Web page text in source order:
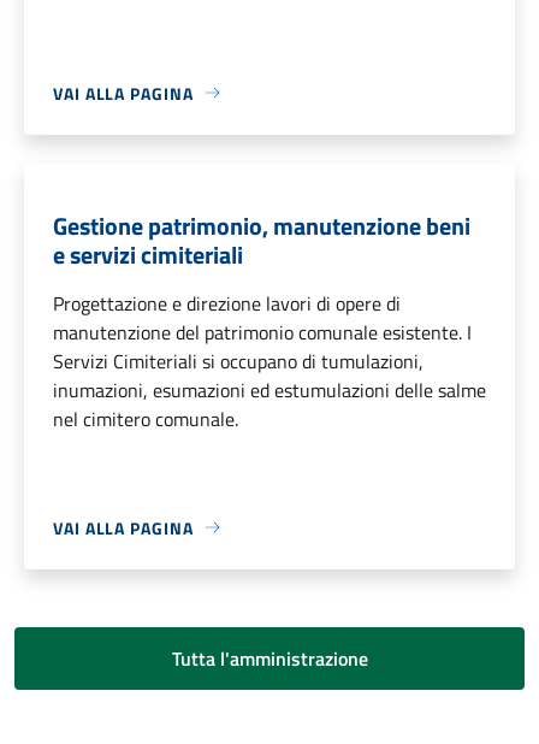
VAI ALLA PAGINA
Gestione patrimonio, manutenzione beni
e servizi cimiteriali
Progettazione e direzione lavori di opere di
manutenzione del patrimonio comunale esistente. I
Servizi Cimiteriali si occupano di tumulazioni,
inumazioni, esumazioni ed estumulazioni delle salme
nel cimitero comunale.
VAI ALLA PAGINA
Tutta l'amministrazione